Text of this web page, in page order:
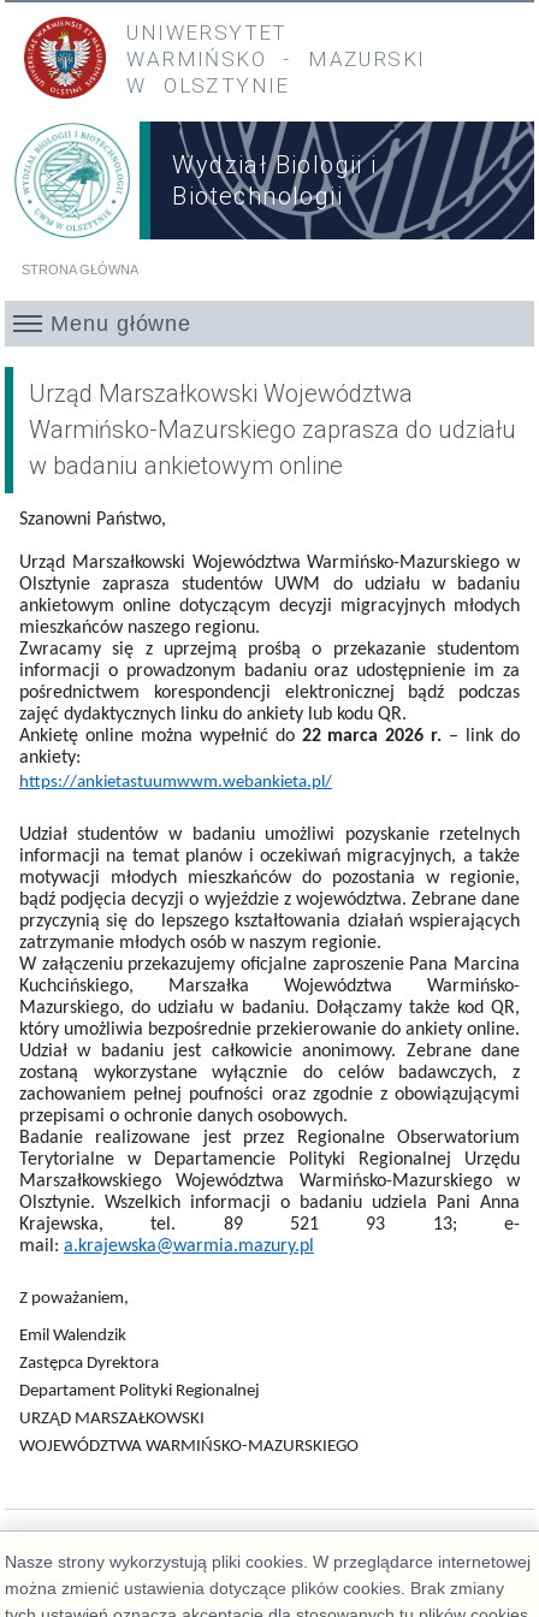
Przejdź do treści
Przejdź do menu głównego
UNIWERSYTET
WARMIŃSKO
- MAZURSKI
W OLSZTYNIE
Wydział Biologii i
Biotechnologii
STRONA GŁÓWNA
Menu główne
Urząd Marszałkowski Województwa
Warmińsko-Mazurskiego zaprasza do udziału
w badaniu ankietowym online
Szanowni Państwo,
Urząd Marszałkowski Województwa Warmińsko-Mazurskiego w
Olsztynie zaprasza studentów UWM do udziału w badaniu
ankietowym online dotyczącym decyzji migracyjnych młodych
mieszkańców naszego regionu.
Zwracamy się z uprzejmą prośbą o przekazanie studentom
informacji o prowadzonym badaniu oraz udostępnienie im za
pośrednictwem korespondencji elektronicznej bądź podczas
zajęć dydaktycznych linku do ankiety lub kodu QR.
Ankietę online można wypełnić do 22 marca 2026 r. – link do
ankiety:
https://ankietastuumwwm.webankieta.pl/
Udział studentów w badaniu umożliwi pozyskanie rzetelnych
informacji na temat planów i oczekiwań migracyjnych, a także
motywacji młodych mieszkańców do pozostania w regionie,
bądź podjęcia decyzji o wyjeździe z województwa. Zebrane dane
przyczynią się do lepszego kształtowania działań wspierających
zatrzymanie młodych osób w naszym regionie.
W załączeniu przekazujemy oficjalne zaproszenie Pana Marcina
Kuchcińskiego, Marszałka Województwa Warmińsko-
Mazurskiego, do udziału w badaniu. Dołączamy także kod QR,
który umożliwia bezpośrednie przekierowanie do ankiety online.
Udział w badaniu jest całkowicie anonimowy. Zebrane dane
zostaną wykorzystane wyłącznie do celów badawczych, z
zachowaniem pełnej poufności oraz zgodnie z obowiązującymi
przepisami o ochronie danych osobowych.
Badanie realizowane jest przez Regionalne Obserwatorium
Terytorialne w Departamencie Polityki Regionalnej Urzędu
Marszałkowskiego Województwa Warmińsko-Mazurskiego w
Olsztynie. Wszelkich informacji o badaniu udziela Pani Anna
Krajewska, tel. 89 521 93 13; e-
mail: a.krajewska@warmia.mazury.pl
Z poważaniem,
Emil Walendzik
Zastępca Dyrektora
Departament Polityki Regionalnej
URZĄD MARSZAŁKOWSKI
WOJEWÓDZTWA WARMIŃSKO-MAZURSKIEGO
Nasze strony wykorzystują pliki cookies. W przeglądarce internetowej
można zmienić ustawienia dotyczące plików cookies. Brak zmiany